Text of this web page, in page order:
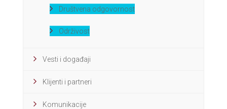
Društvena odgovornost
Održivost
Vesti i događaji
Klijenti i partneri
Komunikacije